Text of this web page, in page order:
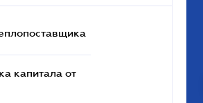
капитала от